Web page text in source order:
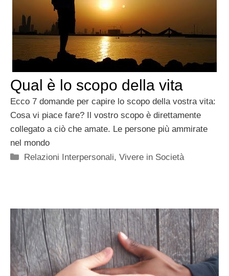
Qual è lo scopo della vita
Ecco 7 domande per capire lo scopo della vostra vita:
Cosa vi piace fare? Il vostro scopo è direttamente
collegato a ciò che amate. Le persone più ammirate
nel mondo
Categorie
Relazioni Interpersonali,Vivere in Società